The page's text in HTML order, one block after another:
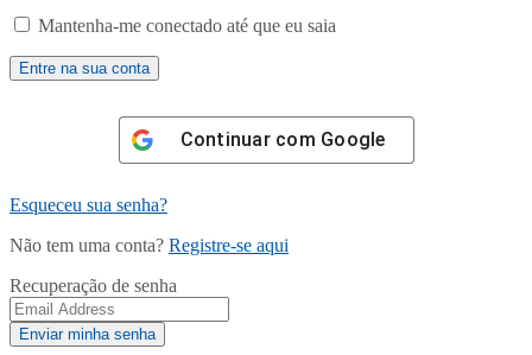
Mantenha-me conectado até que eu saia
Continuar com Google
Esqueceu sua senha?
Não tem uma conta? Registre-se aqui
Recuperação de senha